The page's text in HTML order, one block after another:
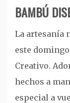
BAMBÚ
La artesanía
este
Creativo.
hechos a
especial a